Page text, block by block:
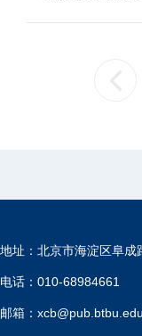
地址：北京市海淀区阜
电话：010-68984661
邮箱：